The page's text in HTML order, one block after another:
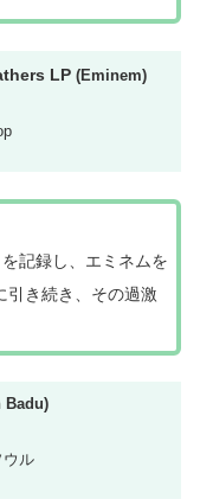
LP(Eminem)
記録し、エミネムを
引き続き、その過激
ウル